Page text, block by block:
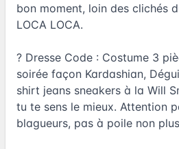
bon moment, loin des clichés
LOCA LOCA.
? Dresse Code : Costume 3
soirée façon Kardashian,
shirt jeans sneakers à la Will
tu te sens le mieux. Attention
blagueurs, pas à poile non